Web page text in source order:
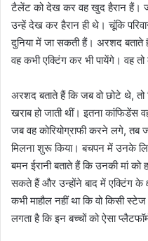
टैलेंट को देख कर वह खुद हैरान हैं।
उन्हें देख कर हैरान ही थे। चूंकि
दुनिया में जा सकती हैं। अरशद बताते
वह कभी एक्टिंग कर भी पायेंगे। वह
अरशद बताते हैं कि जब वो छोटे थे, तो
खराब हो जाती थीं। इतना
जब वह कोरियोग्राफी करने लगे,
मिलना शुरू किया। बचपन में उनके
बमन ईरानी बताते हैं कि उनकी मां
सकते हैं और उन्होंने बाद में एक्टिंग के
कभी माहौल नहीं था कि वो किसी
लगता है कि इन बच्चों को ऐसा